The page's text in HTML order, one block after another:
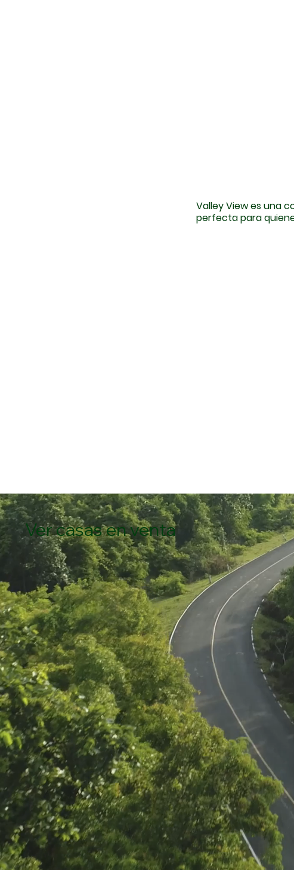
Valley View es una
perfecta para
Ver casas en venta
Casa usada
3
mantenida
View Home